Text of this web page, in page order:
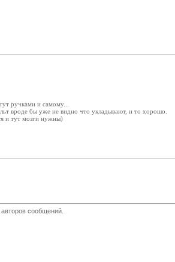
ручками и самому...
вроде бы уже не видно что укладывают, и то хорошо.
и тут мозги нужны)
сообщений.